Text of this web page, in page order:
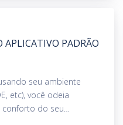
APLICATIVO PADRÃO
seu ambiente
etc), você odeia
do seu